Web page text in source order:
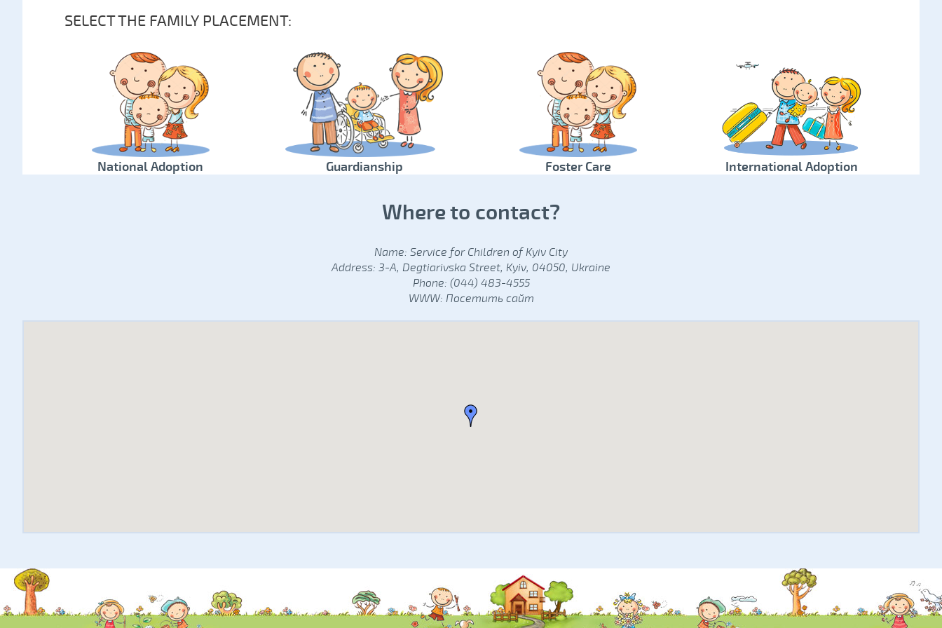
SELECT THE FAMILY PLACEMENT:
National Adoption Guardianship Foster Care International Adoption
Where to contact?
Name: Service for Children of Kyiv City
Address: 3-A, Degtiarivska Street, Kyiv, 04050, Ukraine
Phone: (044) 483-4555
WWW: Посетить сайт